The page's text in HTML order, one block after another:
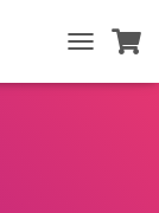
TOGGLE
NAVIGATION